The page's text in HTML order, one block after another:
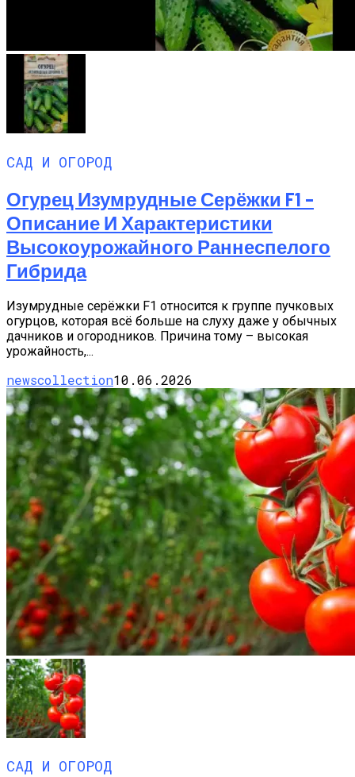
САД И ОГОРОД
Огурец Изумрудные Серёжки F1 –
Описание И Характеристики
Высокоурожайного Раннеспелого
Гибрида
Изумрудные серёжки F1 относится к группе пучковых
огурцов, которая всё больше на слуху даже у обычных
дачников и огородников. Причина тому – высокая
урожайность,...
newscollection10.06.2026
САД И ОГОРОД